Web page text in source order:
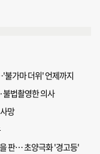
불가마 더위' 언제까지
법촬영한 의사
망
판… 초양극화 '경고등'